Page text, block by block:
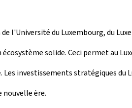
l'Université du Luxembourg, du
solide. Ceci permet au
investissements stratégiques
ère.